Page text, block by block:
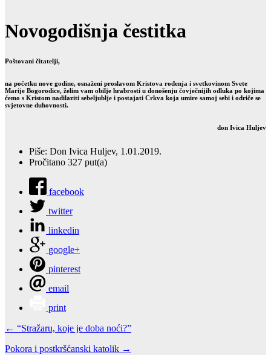
Novogodišnja čestitka
Poštovani čitatelji,
na početku nove godine, osnaženi proslavom Kristova rođenja i svetkovinom Svete
Marije Bogorodice, želim vam obilje hrabrosti u donošenju čovječnijih odluka po kojima
ćemo s Kristom nadilaziti sebeljublje i postajati Crkva koja umire samoj sebi i odriče se
svjetovne duhovnosti.
don Ivica Huljev
Piše: Don Ivica Huljev, 1.01.2019.
Pročitano 327 put(a)
facebook
twitter
linkedin
google+
pinterest
email
print
← “Stražaru, koje je doba noći?”
Pokora i postkršćanski katolik →